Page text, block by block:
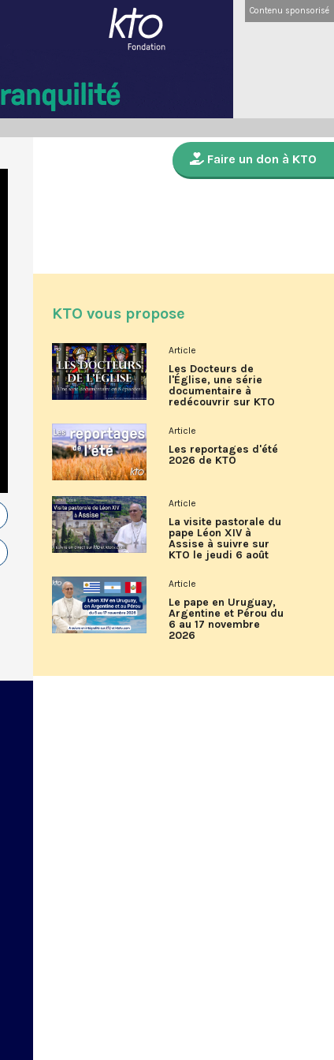
Contenu sponsorisé
Faire un don à KTO
KTO vous propose
Article
Les Docteurs de
l'Église, une série
documentaire à
redécouvrir sur KTO
Article
Les reportages d'été
2026 de KTO
Article
La visite pastorale du
pape Léon XIV à
Assise à suivre sur
KTO le jeudi 6 août
Article
Le pape en Uruguay,
Argentine et Pérou du
6 au 17 novembre
2026